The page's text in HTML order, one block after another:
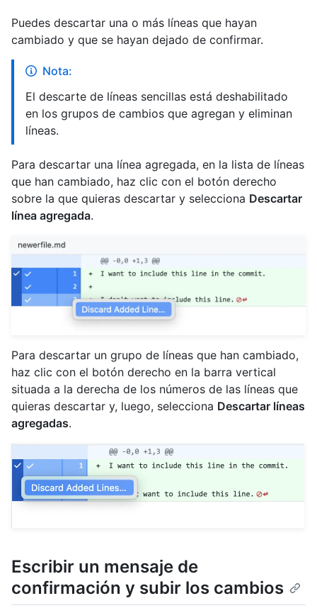
Puedes descartar una o más líneas que hayan
cambiado y que se hayan dejado de confirmar.
Nota:
El descarte de líneas sencillas está deshabilitado
en los grupos de cambios que agregan y eliminan
líneas.
Para descartar una línea agregada, en la lista de líneas
que han cambiado, haz clic con el botón derecho
sobre la que quieras descartar y selecciona Descartar
línea agregada.
Para descartar un grupo de líneas que han cambiado,
haz clic con el botón derecho en la barra vertical
situada a la derecha de los números de las líneas que
quieras descartar y, luego, selecciona Descartar líneas
agregadas.
Escribir un mensaje de
confirmación y subir los cambios